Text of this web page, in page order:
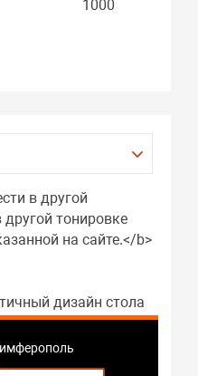
1000
в другой
другой тонировке
на сайте.</b>
дизайн стола
в любые интерьеры,
долговечность и